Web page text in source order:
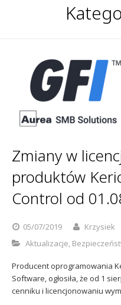
Kerio
Serwery pocztowe
Szkolenia
Kontakt
Zmiany w
produktów
Control od
05/07/2019
Krzysiek
Aktualizacje,
Producent oprogramowania
Software, ogłosiła, że od 1
cenniku i licencjonowaniu